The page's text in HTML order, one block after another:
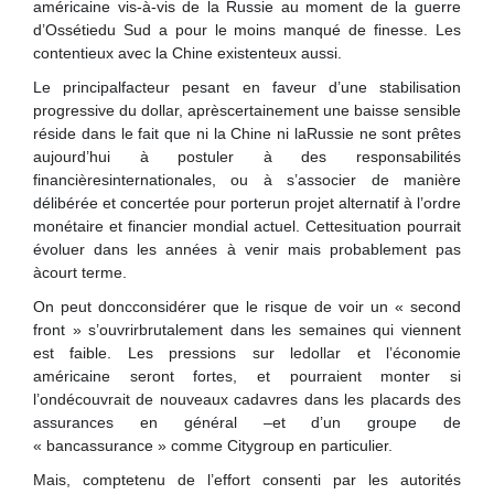
américaine vis-à-vis de la Russie au moment de la guerre
d’Ossétiedu Sud a pour le moins manqué de finesse. Les
contentieux avec la Chine existenteux aussi.
Le principalfacteur pesant en faveur d’une stabilisation
progressive du dollar, aprèscertainement une baisse sensible
réside dans le fait que ni la Chine ni laRussie ne sont prêtes
aujourd’hui à postuler à des responsabilités
financièresinternationales, ou à s’associer de manière
délibérée et concertée pour porterun projet alternatif à l’ordre
monétaire et financier mondial actuel. Cettesituation pourrait
évoluer dans les années à venir mais probablement pas
àcourt terme.
On peut doncconsidérer que le risque de voir un « second
front » s’ouvrirbrutalement dans les semaines qui viennent
est faible. Les pressions sur ledollar et l’économie
américaine seront fortes, et pourraient monter si
l’ondécouvrait de nouveaux cadavres dans les placards des
assurances en général –et d’un groupe de
« bancassurance » comme Citygroup en particulier.
Mais, comptetenu de l’effort consenti par les autorités